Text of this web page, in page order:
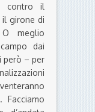
contro il
il girone di
meglio
dai
però – per
Facciamo